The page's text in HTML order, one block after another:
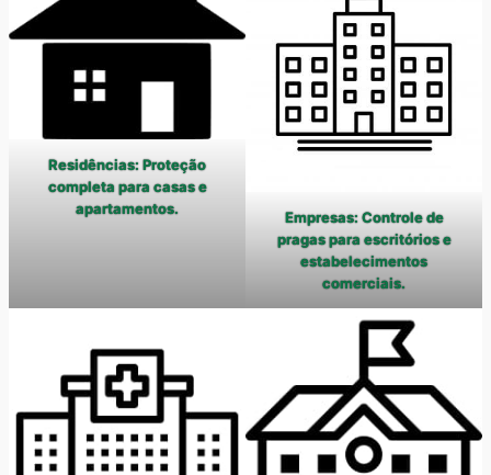
Residências: Proteção
completa para casas e
apartamentos.
Empresas: Controle de
pragas para escritórios e
estabelecimentos
comerciais.